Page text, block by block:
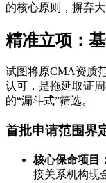
的核心原则，摒弃
精准立项：
试图将原CMA资质
认可，是拖延取证
的“漏斗式”筛选。
首批申请范围界
核心保命项目：
接关系机构现